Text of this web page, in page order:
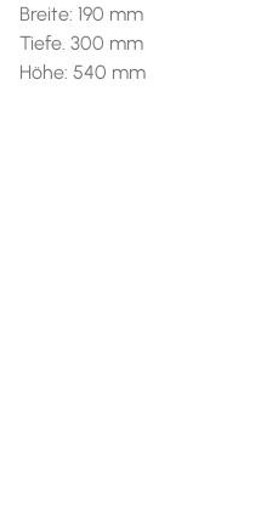
Breite: 190 mm
Tiefe. 300 mm
Höhe: 540 mm